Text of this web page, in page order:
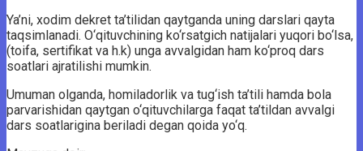
Ya’ni, xodim dekret ta’tilidan qaytganda uning darslari qayta
taqsimlanadi. O‘qituvchining ko‘rsatgich natijalari yuqori bo‘lsa,
(toifa, sertifikat va h.k) unga avvalgidan ham ko‘proq dars
soatlari ajratilishi mumkin.
Umuman olganda, homiladorlik va tug‘ish ta’tili hamda bola
parvarishidan qaytgan o‘qituvchilarga faqat ta’tildan avvalgi
dars soatlarigina beriladi degan qoida yo‘q.